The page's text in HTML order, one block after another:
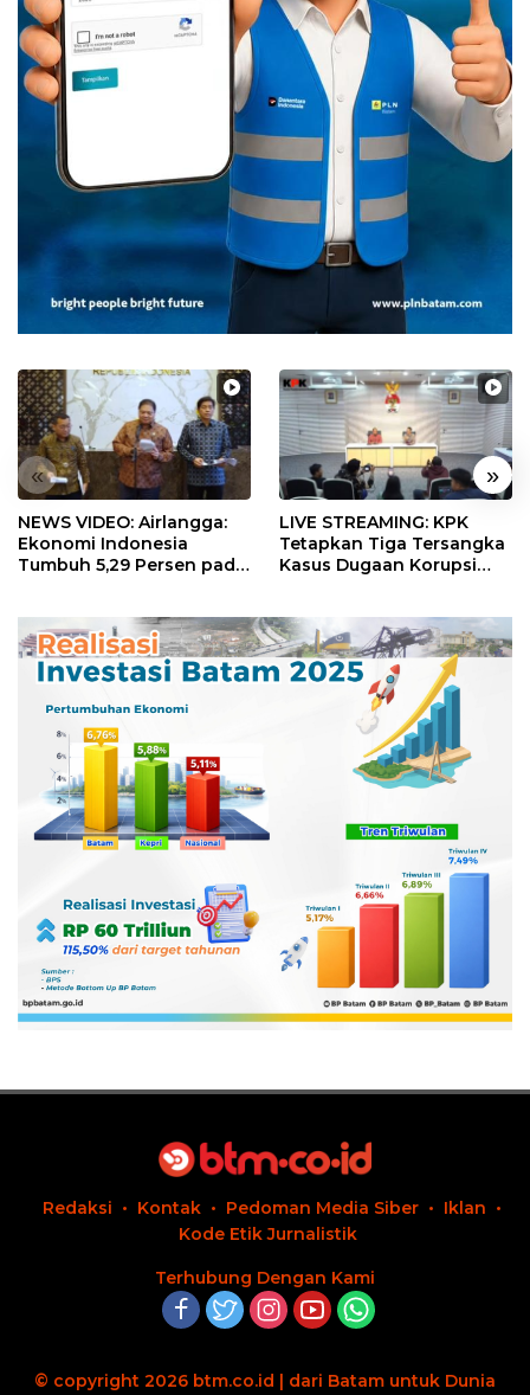
« »
NEWS VIDEO: Airlangga:
Ekonomi Indonesia
Tumbuh 5,29 Persen pada
LIVE STREAMING: KPK
Tetapkan Tiga Tersangka
Kasus Dugaan Korupsi
Redaksi Kontak Pedoman Media Siber
Iklan
Kode Etik Jurnalistik
Terhubung Dengan Kami
© copyright 2026 btm.co.id | dari Batam untuk Dunia